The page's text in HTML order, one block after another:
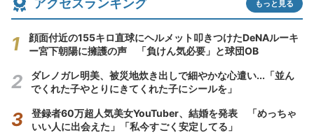
アクセスランキング もっと見る
顔面付近の155キロ直球にヘルメット叩きつけたDeNAルーキ
ー宮下朝陽に擁護の声 「負けん気必要」と球団OB
ダレノガレ明美、被災地炊き出しで細やかな心遣い...「並ん
でくれた子やとりにきてくれた子にシールを」
登録者60万超人気美女YouTuber、結婚を発表 「めっちゃ
いい人に出会えた」「私今すごく安定してる」